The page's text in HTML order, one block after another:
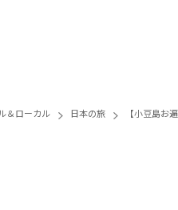
＆ローカル 日本の旅 【小豆島お